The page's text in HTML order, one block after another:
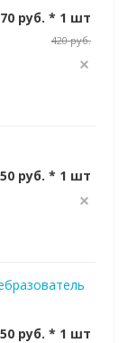
руб. * 1 шт
420 руб.
руб. * 1 шт
руб. * 1 шт